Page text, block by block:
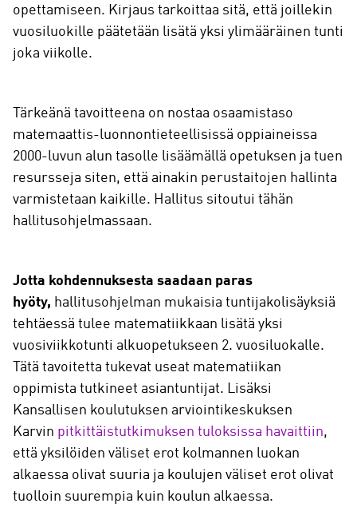
opettamiseen. Kirjaus tarkoittaa sitä, että joillekin
vuosiluokille päätetään lisätä yksi ylimääräinen tunti
joka viikolle.
Tärkeänä tavoitteena on nostaa osaamistaso
matemaattis-luonnontieteellisissä oppiaineissa
2000-luvun alun tasolle lisäämällä opetuksen ja tuen
resursseja siten, että ainakin perustaitojen hallinta
varmistetaan kaikille. Hallitus sitoutui tähän
hallitusohjelmassaan.
Jotta kohdennuksesta saadaan paras
hyöty, hallitusohjelman mukaisia tuntijakolisäyksiä
tehtäessä tulee matematiikkaan lisätä yksi
vuosiviikkotunti alkuopetukseen 2. vuosiluokalle.
Tätä tavoitetta tukevat useat matematiikan
oppimista tutkineet asiantuntijat. Lisäksi
Kansallisen koulutuksen arviointikeskuksen
Karvin pitkittäistutkimuksen tuloksissa havaittiin,
että yksilöiden väliset erot kolmannen luokan
alkaessa olivat suuria ja koulujen väliset erot olivat
tuolloin suurempia kuin koulun alkaessa.